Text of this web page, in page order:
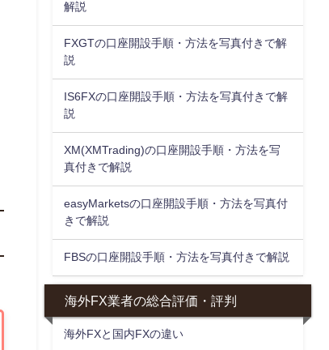
解説
FXGTの口座開設手順・方法を写真付きで解
説
IS6FXの口座開設手順・方法を写真付きで解
説
XM(XMTrading)の口座開設手順・方法を写
真付きで解説
easyMarketsの口座開設手順・方法を写真付
きで解説
FBSの口座開設手順・方法を写真付きで解説
海外FX業者の総合評価・評判
海外FXと国内FXの違い